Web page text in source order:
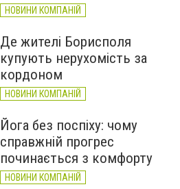
НОВИНИ КОМПАНІЙ
Де жителі Борисполя
купують нерухомість за
кордоном
НОВИНИ КОМПАНІЙ
Йога без поспіху: чому
справжній прогрес
починається з комфорту
НОВИНИ КОМПАНІЙ